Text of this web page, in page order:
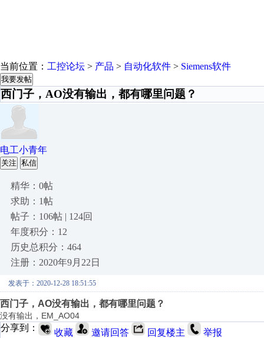
当前位置： 工控论坛 > 产品 > 自动化软件 > Siemens软件
我要发帖
西门子，AO没有输出，都有哪里问题？
电工小青年
关注 私信
精华：0帖
求助：1帖
帖子：106帖 | 124回
年度积分：12
历史总积分：464
注册：2020年9月22日
发表于：2020-12-28 18:51:55
西门子，AO没有输出，都有哪里问题？
没有输出，EM_AO04
分享到： 收藏 邀请回答 回复楼主 举报